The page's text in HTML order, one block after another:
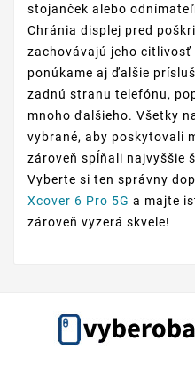
stojanček alebo
Chránia displej pred
zachovávajú jeho
ponúkame aj ďalšie
zadnú stranu telefónu,
mnoho ďalšieho. Všetky
vybrané, aby poskytovali
zároveň spĺňali najvyššie
Vyberte si ten správny
Xcover 6 Pro 5G a majte
zároveň vyzerá skvele!